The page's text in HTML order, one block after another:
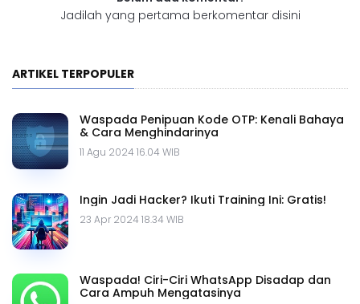
Jadilah yang pertama berkomentar disini
ARTIKEL TERPOPULER
Waspada Penipuan Kode OTP: Kenali Bahaya
& Cara Menghindarinya
11 Agu 2024 16.04 WIB
Ingin Jadi Hacker? Ikuti Training Ini: Gratis!
23 Apr 2024 18.34 WIB
Waspada! Ciri-Ciri WhatsApp Disadap dan
Cara Ampuh Mengatasinya